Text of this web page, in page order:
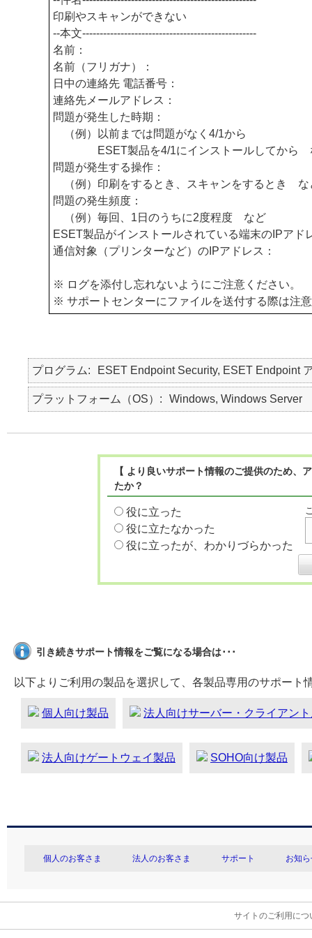
印刷やスキャンができない
--本文--------------------------------------------------
名前：
名前（フリガナ）：
日中の連絡先 電話番号：
連絡先メールアドレス：
問題が発生した時期：
（例）以前までは問題がなく4/1から
ESET製品を4/1にインストールしてから
問題が発生する操作：
（例）印刷をするとき、スキャンをするとき な
問題の発生頻度：
（例）毎回、1日のうちに2度程度 など
ESET製品がインストールされている端末のIPアド
通信対象（プリンターなど）のIPアドレス：
※ ログを添付し忘れないようにご注意ください。
※ サポートセンターにファイルを送付する際は注
プログラム ESET Endpoint Security, ESET Endpoint
プラットフォーム（OS） Windows, Windows Server
【 より良いサポート情報のご提供のため
たか？
役に立った
役に立たなかった
役に立ったが、わかりづらかった
引き続きサポート情報をご覧になる場合は･･･
以下よりご利用の製品を選択して、各製品専用のサポート
個人向け製品 法人向けサーバー・クライアン
法人向けゲートウェイ製品 SOHO向け製品
個人のお客さま 法人のお客さま サポート お知
サイトのご利用につ